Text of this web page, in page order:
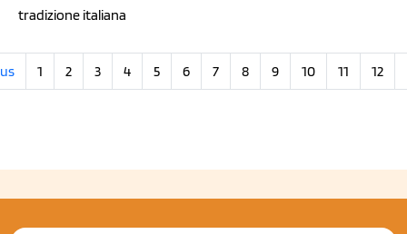
tradizione italiana
1 2 3 4 5 6 7 8 9 10 11 12